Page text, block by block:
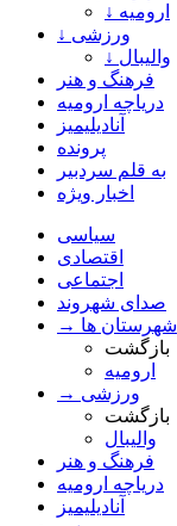
↓ ارومیه
↓ ورزشی
↓ والیبال
فرهنگ و هنر
دریاچه ارومیه
آنادیلیمیز
پرونده
به قلم سردبیر
اخبار ویژه
سیاسی
اقتصادی
اجتماعی
صدای شهروند
→ شهرستان ها
ارومیه
→ ورزشی
والیبال
فرهنگ و هنر
دریاچه ارومیه
آنادیلیمیز